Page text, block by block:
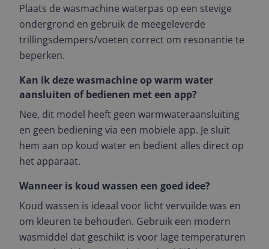
Plaats de wasmachine waterpas op een stevige
ondergrond en gebruik de meegeleverde
trillingsdempers/voeten correct om resonantie te
beperken.
Kan ik deze wasmachine op warm water
aansluiten of bedienen met een app?
Nee, dit model heeft geen warmwateraansluiting
en geen bediening via een mobiele app. Je sluit
hem aan op koud water en bedient alles direct op
het apparaat.
Wanneer is koud wassen een goed idee?
Koud wassen is ideaal voor licht vervuilde was en
om kleuren te behouden. Gebruik een modern
wasmiddel dat geschikt is voor lage temperaturen